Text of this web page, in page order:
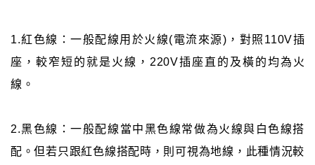
1.紅色線：一般配線用於火線(電流來源)，對照110V插
座，較窄短的就是火線，220V插座直的及橫的均為火
線。
2.黑色線：一般配線當中黑色線常做為火線與白色線搭
配。但若只跟紅色線搭配時，則可視為地線，此種情況較